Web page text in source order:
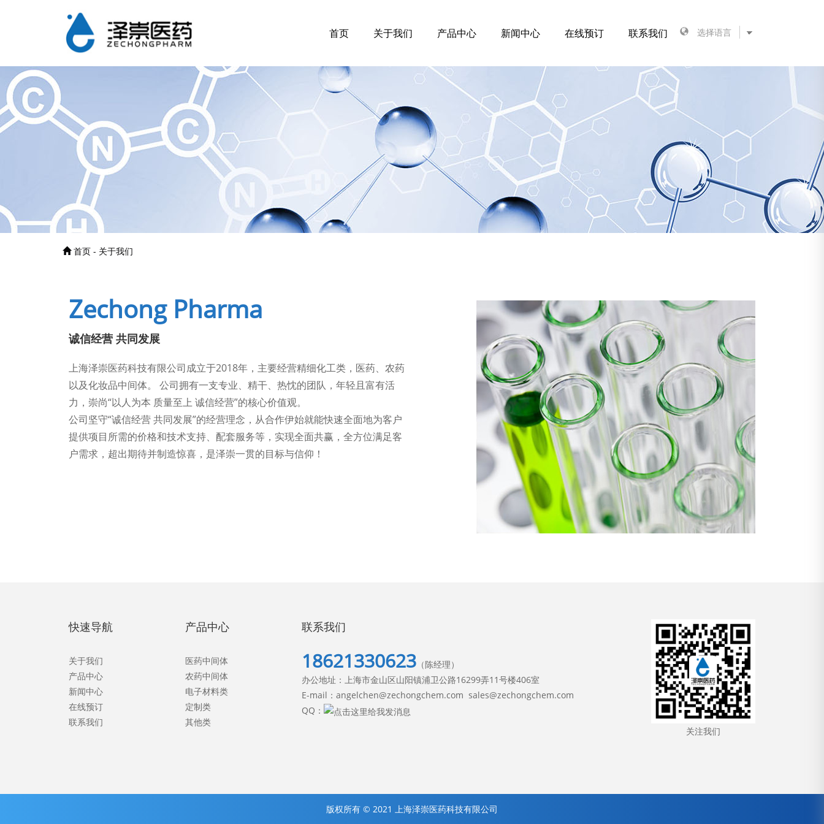
首页 关于我们 产品中心 新闻中心 在线预订 联系我们
首页 - 关于我们
Zechong Pharma
诚信经营 共同发展
上海泽崇医药科技有限公司成立于2018年，主要经营精细化工类，医药、农药
以及化妆品中间体。 公司拥有一支专业、精干、热忱的团队，年轻且富有活
力，崇尚“以人为本 质量至上 诚信经营”的核心价值观。
公司坚守“诚信经营 共同发展”的经营理念，从合作伊始就能快速全面地为客户
提供项目所需的价格和技术支持、配套服务等，实现全面共赢，全方位满足客
户需求，超出期待并制造惊喜，是泽崇一贯的目标与信仰！
快速导航
关于我们
产品中心
新闻中心
在线预订
联系我们
产品中心
医药中间体
农药中间体
电子材料类
定制类
其他类
联系我们
18621330623 （陈经理）
办公地址：上海市金山区山阳镇浦卫公路16299弄11号楼406室
E-mail：angelchen@zechongchem.com sales@zechongchem.com
QQ：
关注我们
版权所有 © 2021 上海泽崇医药科技有限公司